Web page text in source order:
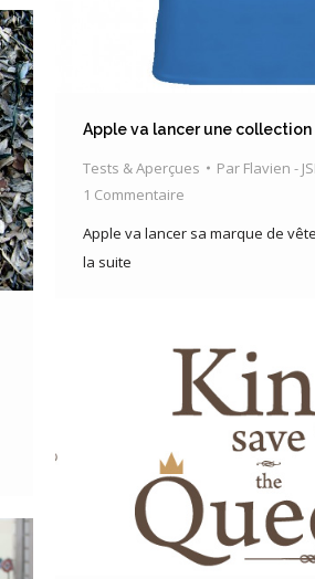
Apple va lancer une
Tests & Aperçues Par Flavien -
1 Commentaire
Apple va lancer sa marque de
la suite